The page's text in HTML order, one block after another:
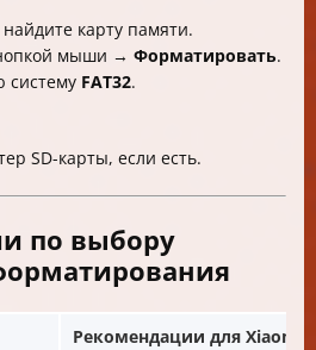
карту памяти.
мыши → Форматировать.
систему FAT32.
SD-карты, если есть.
по выбору
Рекомендации для Xiaomi